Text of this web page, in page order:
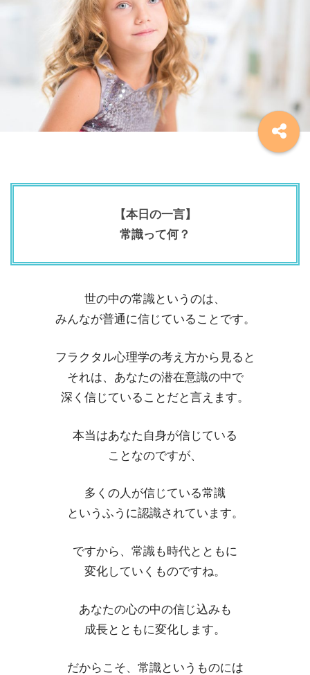
【本日の一言】
常識って何？
世の中の常識というのは、
みんなが普通に信じていることです。
フラクタル心理学の考え方から見ると
それは、あなたの潜在意識の中で
深く信じていることだと言えます。
本当はあなた自身が信じている
ことなのですが、
多くの人が信じている常識
というふうに認識されています。
ですから、常識も時代とともに
変化していくものですね。
あなたの心の中の信じ込みも
成長とともに変化します。
だからこそ、常識というものには